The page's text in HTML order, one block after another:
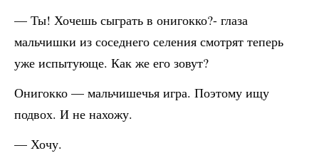
— Ты! Хочешь сыграть в онигокко?- глаза
мальчишки из соседнего селения смотрят теперь
уже испытующе. Как же его зовут?
Онигокко — мальчишечья игра. Поэтому ищу
подвох. И не нахожу.
— Хочу.